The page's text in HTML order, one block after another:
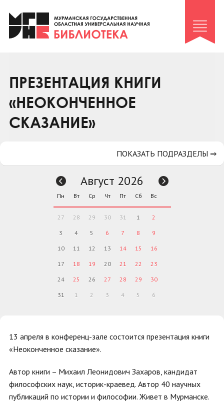
Клуб «Гиря и сельдерей»
Клуб «Семейный архив»
Коллегам
Контакты
ПРЕЗЕНТАЦИЯ КНИГИ
«НЕОКОНЧЕННОЕ
СКАЗАНИЕ»
13 апреля в конференц-зале состоится презентация книги
«Неоконченное сказание».
Автор книги – Михаил Леонидович Захаров, кандидат
философских наук, историк-краевед. Автор 40 научных
публикаций по истории и философии. Живет в Мурманске.
ПОКАЗАТЬ ПОДРАЗДЕЛЫ ⇒
Август 2026
Пн Вт Ср Чт Пт Сб Вс
27 28 29 30 31 1 2
3 4 5 6 7 8 9
10 11 12 13 14 15 16
17 18 19 20 21 22 23
24 25 26 27 28 29 30
31 1 2 3 4 5 6